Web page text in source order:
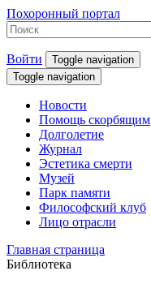
Похоронный портал
Войти
Toggle navigation
Toggle navigation
Новости
Помощь скорбящим
Долголетие
Журнал
Эстетика смерти
Музей
Парк памяти
Философский клуб
Лицо отрасли
Главная страница
Библиотека